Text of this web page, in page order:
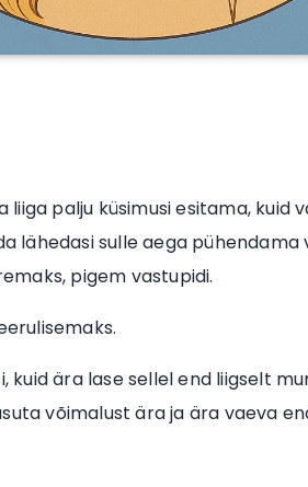
palju küsimusi esitama, kuid
lähedasi sulle aega
pigem vastupidi.
kuid ära lase sellel end liigselt
võimalust ära ja ära vaeva